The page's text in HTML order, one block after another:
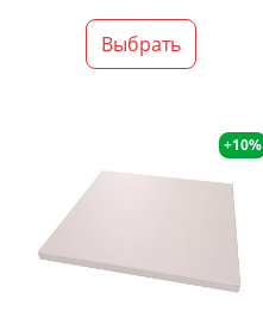
Выбрать
+10%